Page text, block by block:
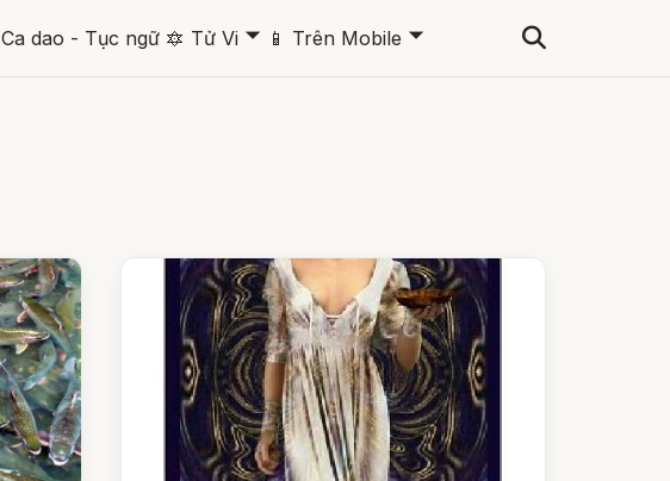
Ca dao - Tục ngữ 🔯 Tử Vi 🞃 📱 Trên Mobile 🞃